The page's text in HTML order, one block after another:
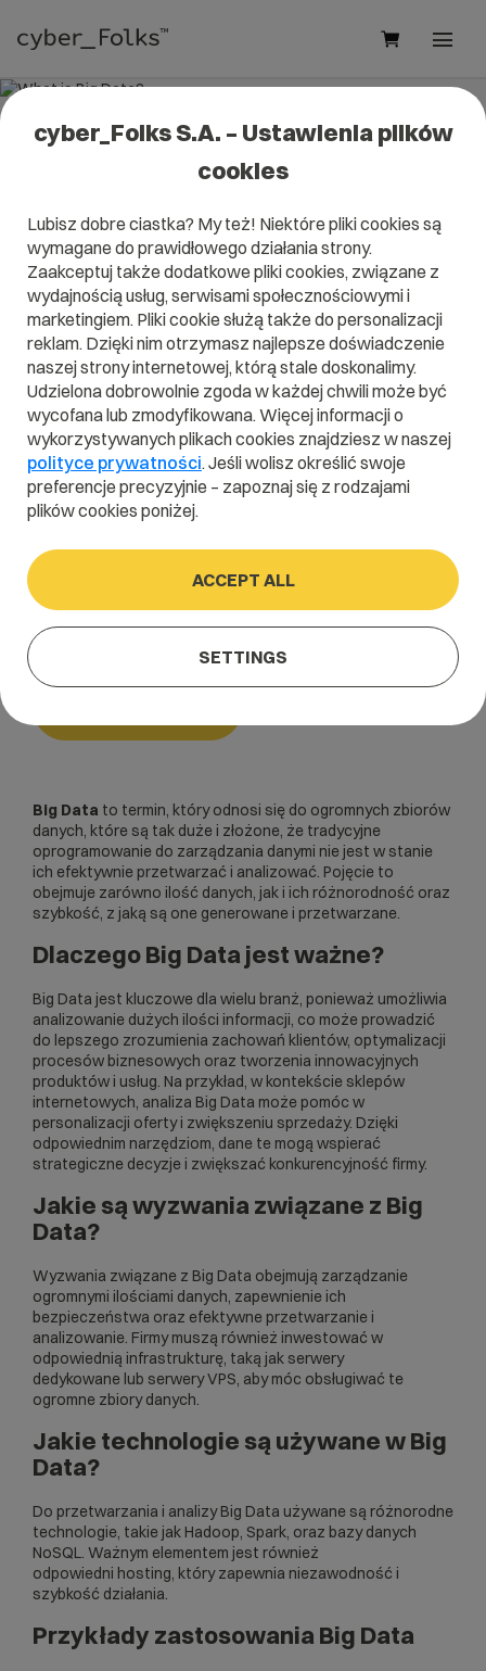
What is Big Data?
It will help you better understand what exactly it isBig Data
and what is the meaning to you in everyday use.
A B C D E F G H
I
J
K L M N O P Q
R
S
T U V W X Y Z
Home/Dictionary/Bazy danych/Big Data
Big Data
Big Data to termin, który odnosi się do ogromnych zbiorów
danych, które są tak duże i złożone, że tradycyjne
oprogramowanie do zarządzania danymi nie jest w stanie
ich efektywnie przetwarzać i analizować. Pojęcie to
obejmuje zarówno ilość danych, jak i ich różnorodność oraz
szybkość, z jaką są one generowane i przetwarzane.
Dlaczego Big Data jest ważne?
Big Data jest kluczowe dla wielu branż, ponieważ umożliwia
analizowanie dużych ilości informacji, co może prowadzić
do lepszego zrozumienia zachowań klientów, optymalizacji
procesów biznesowych oraz tworzenia innowacyjnych
produktów i usług. Na przykład, w kontekście sklepów
internetowych, analiza Big Data może pomóc w
personalizacji oferty i zwiększeniu sprzedaży. Dzięki
odpowiednim narzędziom, dane te mogą wspierać
strategiczne decyzje i zwiększać konkurencyjność firmy.
Jakie są wyzwania związane z Big
Data?
Wyzwania związane z Big Data obejmują zarządzanie
ogromnymi ilościami danych, zapewnienie ich
bezpieczeństwa oraz efektywne przetwarzanie i
analizowanie. Firmy muszą również inwestować w
odpowiednią infrastrukturę, taką jakserwery
dedykowane lub serwery VPS, aby móc obsługiwać te
ogromne zbiory danych.
Jakie technologie są używane w Big
Data?
Do przetwarzania i analizy Big Data używane są różnorodne
technologie, takie jak Hadoop, Spark, oraz bazy danych
NoSQL. Ważnym elementem jest również
odpowiedni hosting, który zapewnia niezawodność i
szybkość działania.
Przykłady zastosowania Big Data
cyber_Folks S.A. – Ustawienia plików
cookies
Lubisz dobre ciastka? My też! Niektóre pliki cookies są
wymagane do prawidłowego działania strony.
Zaakceptuj także dodatkowe pliki cookies, związane z
wydajnością usług, serwisami społecznościowymi i
marketingiem. Pliki cookie służą także do personalizacji
reklam. Dzięki nim otrzymasz najlepsze doświadczenie
naszej strony internetowej, którą stale doskonalimy.
Udzielona dobrowolnie zgoda w każdej chwili może być
wycofana lub zmodyfikowana. Więcej informacji o
wykorzystywanych plikach cookies znajdziesz w naszej
polityce prywatności. Jeśli wolisz określić swoje
preferencje precyzyjnie – zapoznaj się z rodzajami
plików cookies poniżej.
ACCEPT ALL
SETTINGS